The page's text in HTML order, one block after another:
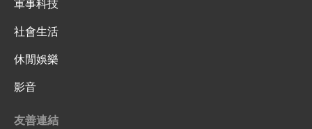
軍事科技
社會生活
休閒娛樂
影音
友善連結